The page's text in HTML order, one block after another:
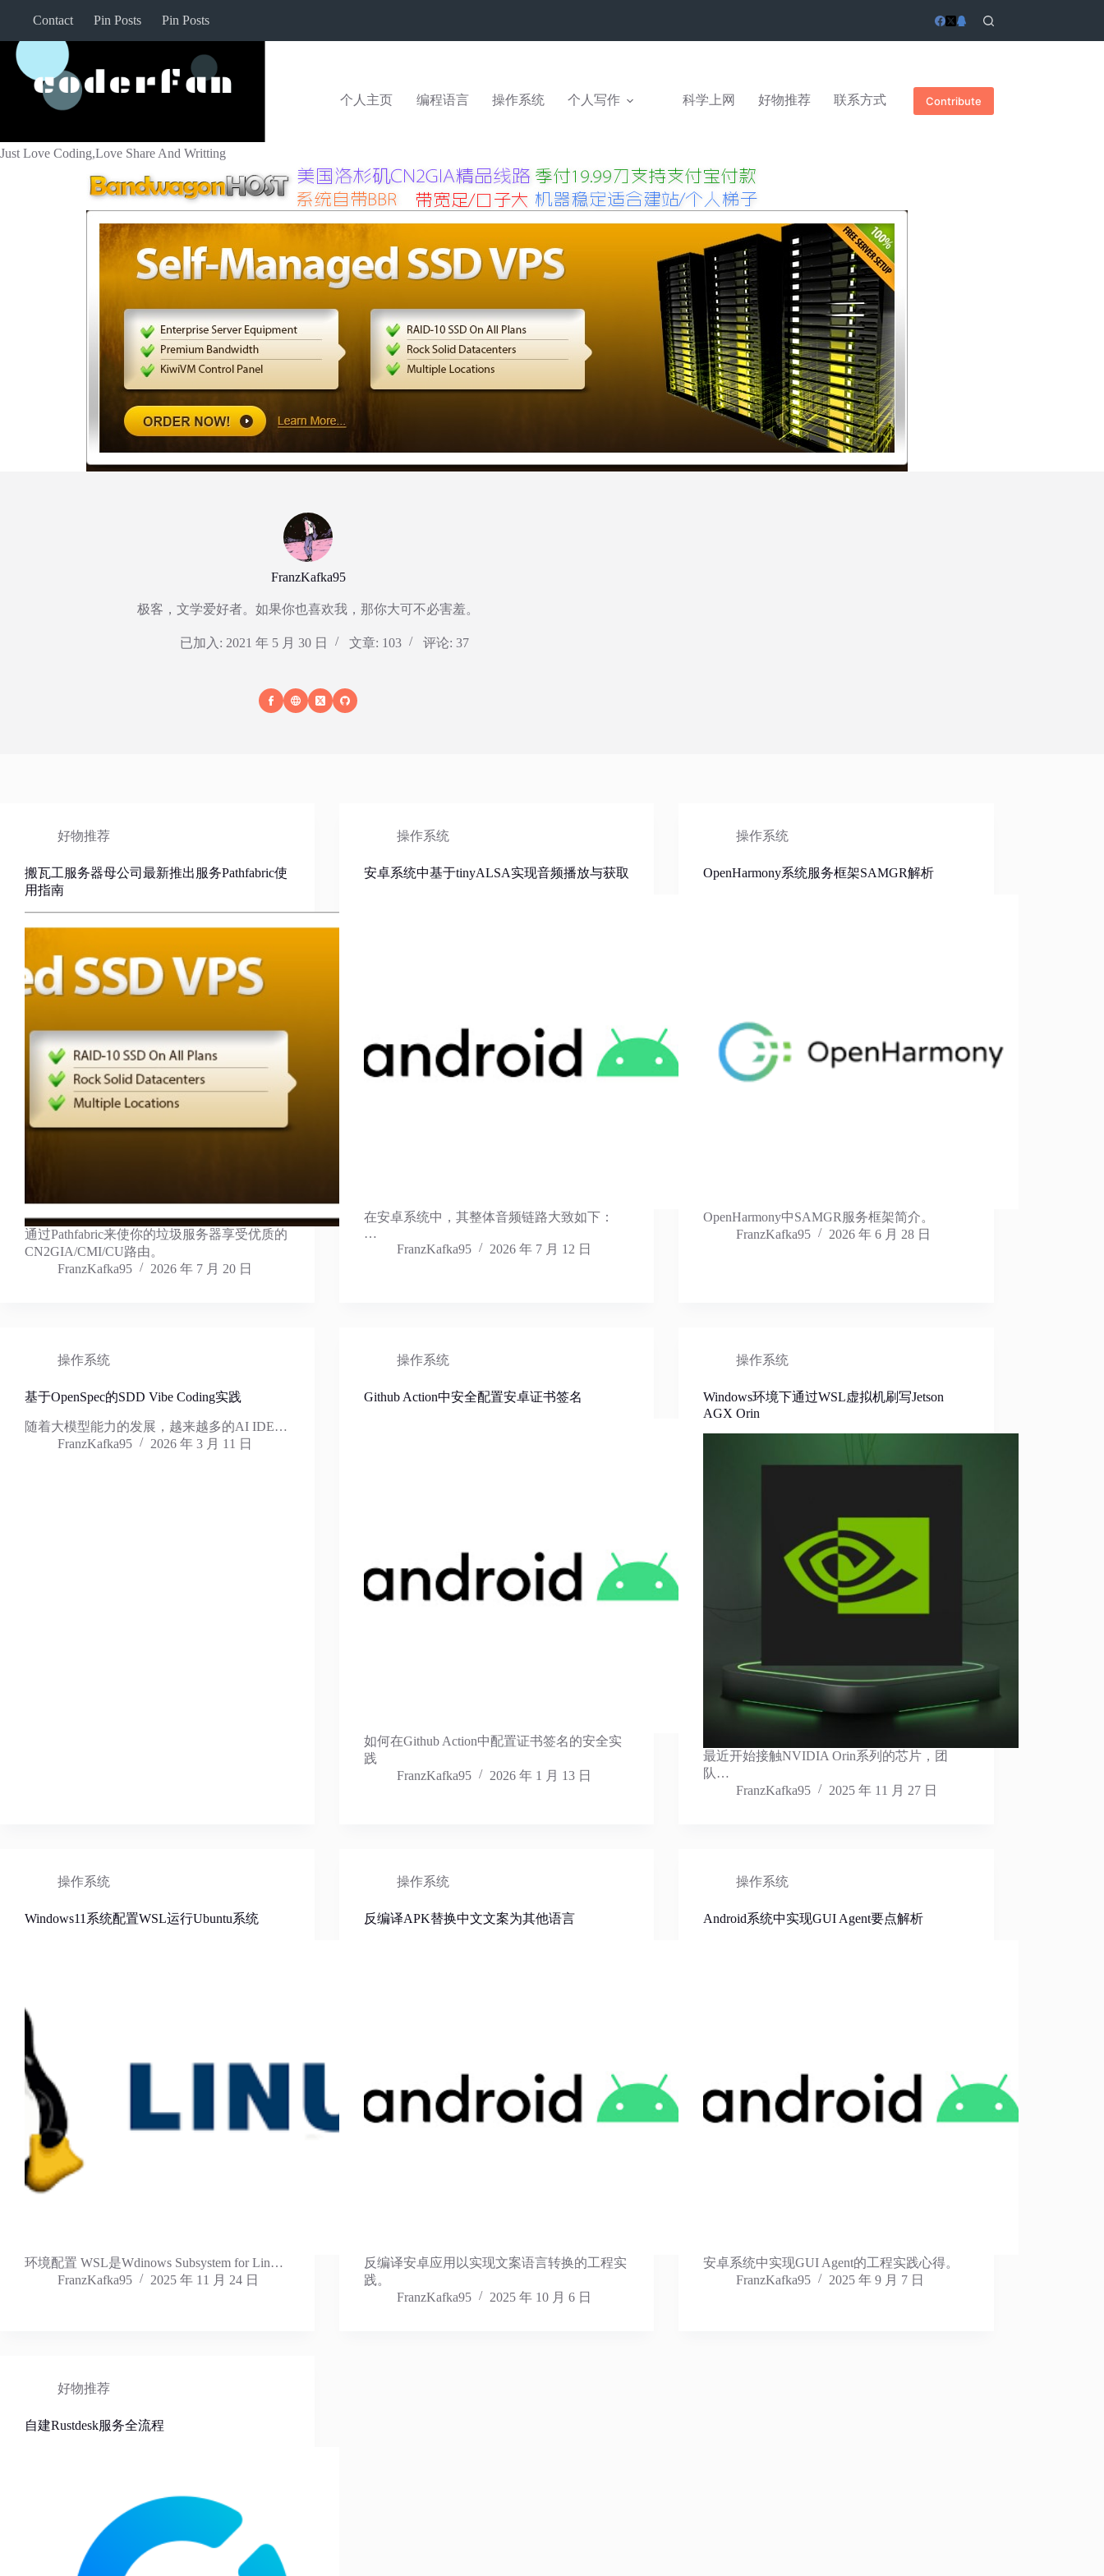
内
Contact Pin Posts Pin Posts
Just Love Coding,Love Share And Writting
个人主页 编程语言 操作系统 个人写作 科学上网 好物推荐 联系方式 Contribute
FranzKafka95
极客，文学爱好者。如果你也喜欢我，那你大可不必害羞。
已加入: 2021 年 5 月 30 日 文章: 103 评论: 37
好物推荐
搬瓦工服务器母公司最新推出服务Pathfabric使
用指南
通过Pathfabric来使你的垃圾服务器享受优质的
CN2GIA/CMI/CU路由。
FranzKafka95
2026 年 7 月 20 日
操作系统
安卓系统中基于tinyALSA实现音频播放与获取
在安卓系统中，其整体音频链路大致如下：
…
FranzKafka95
2026 年 7 月 12 日
操作系统
OpenHarmony系统服务框架SAMGR解析
OpenHarmony中SAMGR服务框架简介。
FranzKafka95
2026 年 6 月 28 日
操作系统
基于OpenSpec的SDD Vibe Coding实践
随着大模型能力的发展，越来越多的AI IDE…
FranzKafka95
2026 年 3 月 11 日
操作系统
Github Action中安全配置安卓证书签名
如何在Github Action中配置证书签名的安全实
践
FranzKafka95
2026 年 1 月 13 日
操作系统
Windows环境下通过WSL虚拟机刷写Jetson
AGX Orin
最近开始接触NVIDIA Orin系列的芯片，团
队…
FranzKafka95
2025 年 11 月 27 日
操作系统
Windows11系统配置WSL运行Ubuntu系统
环境配置 WSL是Wdinows Subsystem for Lin…
FranzKafka95
2025 年 11 月 24 日
操作系统
反编译APK替换中文文案为其他语言
反编译安卓应用以实现文案语言转换的工程实
践。
FranzKafka95
2025 年 10 月 6 日
操作系统
Android系统中实现GUI Agent要点解析
安卓系统中实现GUI Agent的工程实践心得。
FranzKafka95
2025 年 9 月 7 日
好物推荐
自建Rustdesk服务全流程